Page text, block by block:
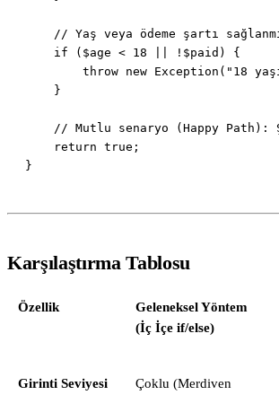
Karşılaştırma Tablosu
Özellik
Geleneksel Yöntem
(İç İçe if/else)
Girinti Seviyesi
Çoklu (Merdiven